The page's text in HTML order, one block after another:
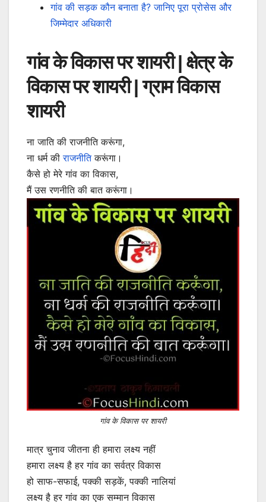
गांव की सड़क कौन बनाता है? जानिए पूरा प्रोसेस और
जिम्मेदार अधिकारी
गांव के विकास पर शायरी | क्षेत्र के
विकास पर शायरी | ग्राम विकास
शायरी
ना जाति की राजनीति करूंगा,
ना धर्म कीराजनीतिकरूंगा।
कैसे हो मेरे गांव का विकास,
मैं उस रणनीति की बात करूंगा।
गांव के विकास पर शायरी
मात्र चुनाव जीतना ही हमारा लक्ष्य नहीं
हमारा लक्ष्य है हर गांव का सर्वत्र विकास
हो साफ-सफाई, पक्की सड़कें, पक्की नालियां
लक्ष्य है हर गांव का एक सम्मान विकास